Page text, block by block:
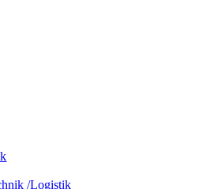
/Logistik